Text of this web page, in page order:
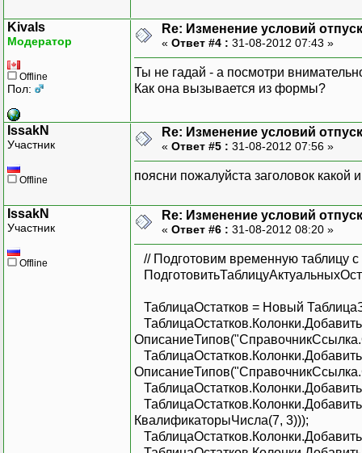
Kivals
Модератор
Offline
Пол:
Re: Изменение условий
« Ответ #4 : 31-08-2012 07:43 »
Ты не гадай - а посмотри
Как она вызывается из формы?
IssakN
Участник
Offline
Re: Изменение условий
« Ответ #5 : 31-08-2012 07:56 »
поясни пожалуйста заголовок какой
IssakN
Участник
Offline
Re: Изменение условий
« Ответ #6 : 31-08-2012 08:20 »
// Подготовим временную таблицу с
ТаблицаОстатков = Новый
КвалификаторыЧисла(7, 3)));